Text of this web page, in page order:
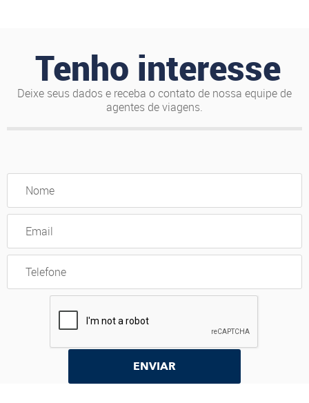
Tenho interesse
Deixe seus dados e receba o contato de nossa equipe de
agentes de viagens.
ENVIAR